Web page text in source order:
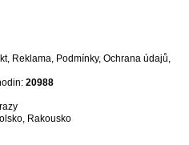
, Reklama, Podmínky, Ochrana údajů,
20988
, Rakousko